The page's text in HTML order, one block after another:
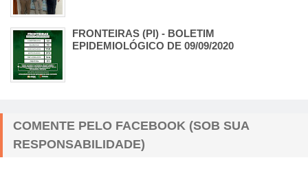
FRONTEIRAS (PI) - BOLETIM
EPIDEMIOLÓGICO DE 09/09/2020
COMENTE PELO FACEBOOK (SOB SUA
RESPONSABILIDADE)